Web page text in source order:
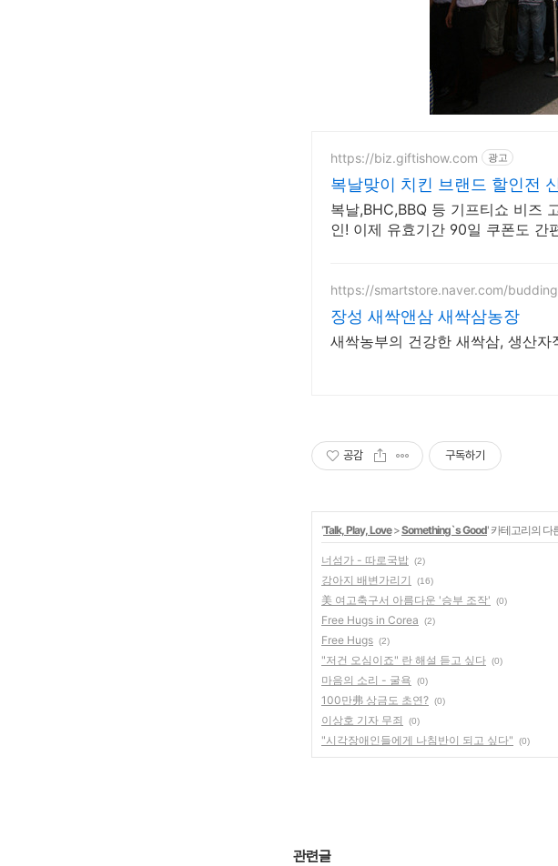
https://biz.giftishow.com 광고
복날맞이 치킨 브랜드 할인전
복날,BHC,BBQ 등 기프티쇼 비즈
인! 이제 유효기간 90일 쿠폰도 간
https://smartstore.naver.com/
장성 새싹앤삼 새싹삼농장
새싹농부의 건강한 새싹삼, 생산
공감 구독하기
'Talk, Play, Love>Something`s Good' 카테고리의 다
너섬가 - 따로국밥 (2)
강아지 배변가리기 (16)
美 여고축구서 아름다운 '승부 조작' (0)
Free Hugs in Corea (2)
Free Hugs (2)
"저건 오심이죠" 란 해설 듣고 싶다 (0)
마음의 소리 - 굴욕 (0)
100만弗 상금도 초연? (0)
이상호 기자 무죄 (0)
"시각장애인들에게 나침반이 되고 싶다" (0)
관련글